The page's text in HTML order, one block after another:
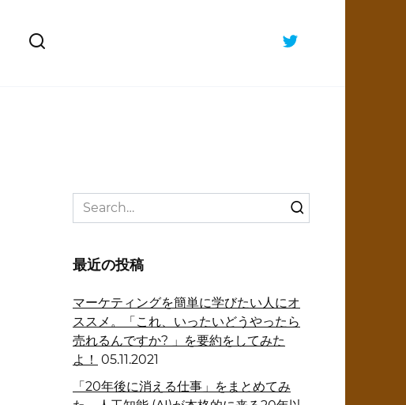
Search
for:
最近の投稿
マーケティングを簡単に学びたい人にオ
ススメ。「これ、いったいどうやったら
売れるんですか? 」を要約をしてみた
よ！ 05.11.2021
「20年後に消える仕事」をまとめてみ